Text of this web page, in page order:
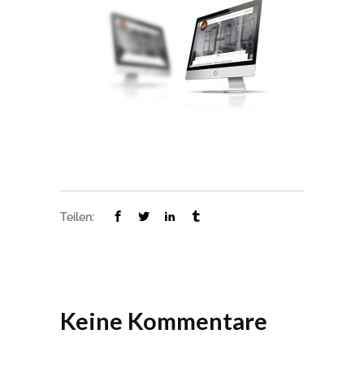
Teilen:
Keine Kommentare